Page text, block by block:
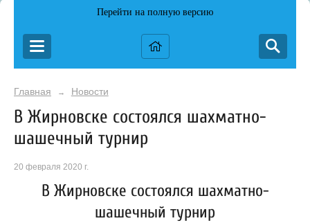
Перейти на полную версию
Главная → Новости
В Жирновске состоялся шахматно-
шашечный турнир
20 февраля 2020 г.
В Жирновске состоялся шахматно-
шашечный турнир